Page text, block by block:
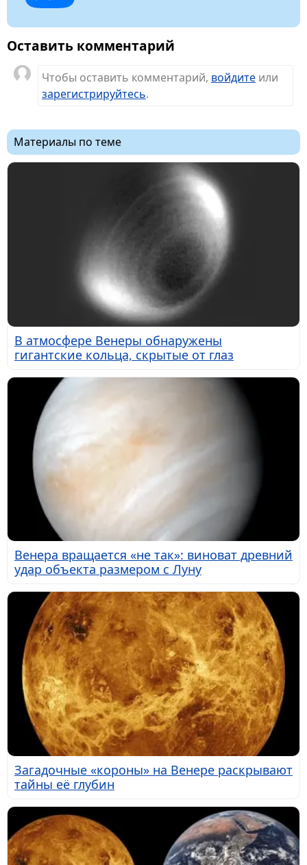
Оставить комментарий
Чтобы оставить комментарий, войдите или
зарегистрируйтесь.
Материалы по теме
В атмосфере Венеры обнаружены
гигантские кольца, скрытые от глаз
Венера вращается «не так»: виноват древний
удар объекта размером с Луну
Загадочные «короны» на Венере раскрывают
тайны её глубин